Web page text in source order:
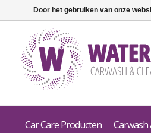
Car Care Producten Carwash
Door het gebruiken van onze